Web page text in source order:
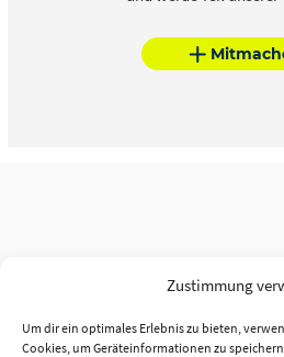
Zustimmung
Um dir ein optimales Erlebnis zu bieten,
Cookies, um Geräteinformationen zu